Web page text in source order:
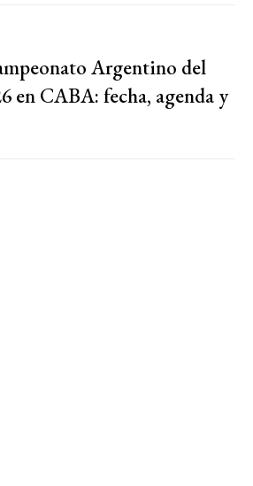
Argentino del
en CABA: fecha, agenda y